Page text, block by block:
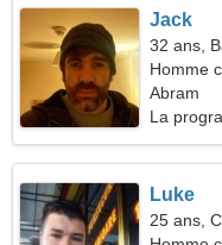
Jack
32 ans,
Homme
Abram
La
Luke
25 ans,